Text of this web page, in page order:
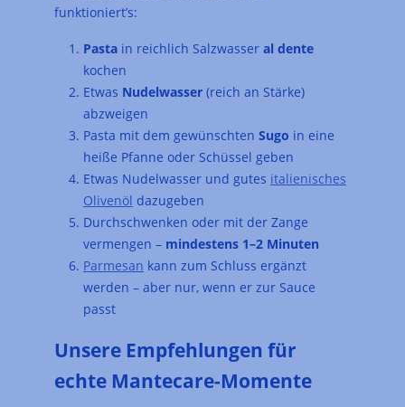
funktioniert’s:
Pasta in reichlich Salzwasser al dente
kochen
Etwas Nudelwasser (reich an Stärke)
abzweigen
Pasta mit dem gewünschten Sugo in eine
heiße Pfanne oder Schüssel geben
Etwas Nudelwasser und gutes italienisches
Olivenöl dazugeben
Durchschwenken oder mit der Zange
vermengen – mindestens 1–2 Minuten
Parmesan kann zum Schluss ergänzt
werden – aber nur, wenn er zur Sauce
passt
Unsere Empfehlungen für
echte Mantecare-Momente